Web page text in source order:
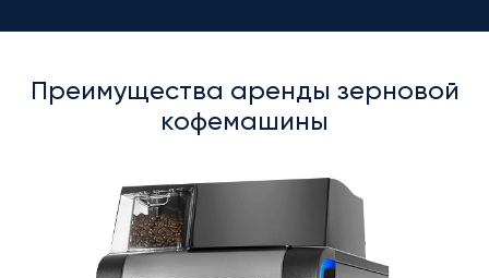
Преимущества аренды зерновой
кофемашины